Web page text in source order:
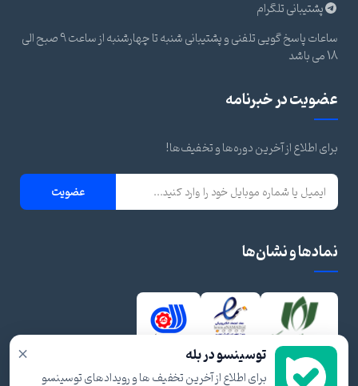
پشتیبانی تلگرام
ساعات پاسخ گویی تلفنی و پشتیبانی شنبه تا چهارشنبه از ساعت 9 صبح الی
18 می باشد
عضویت در خبرنامه
برای اطلاع از آخرین دوره‌ها و تخفیف‌ها!
عضویت
نمادها و نشان‌ها
× توسینسو در بله
برای اطلاع از آخرین تخفیف ها و رویدادهای توسینسو